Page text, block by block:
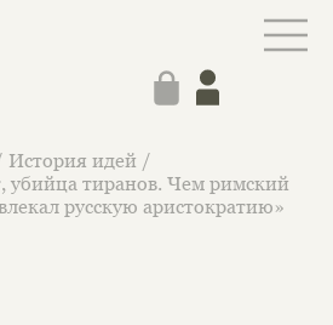
История идей /
убийца тиранов. Чем римский
русскую аристократию»